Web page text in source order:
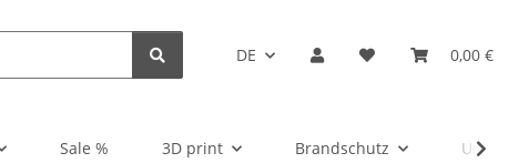
DE 0,00 €
Sale % 3D print Brandschutz